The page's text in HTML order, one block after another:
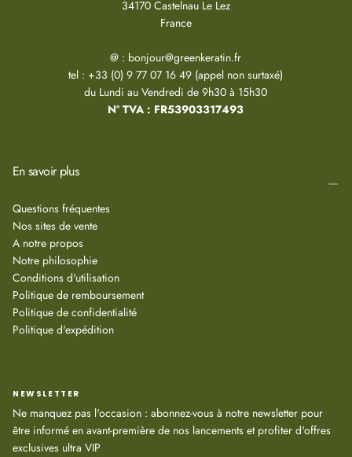
34170 Castelnau Le Lez
France
@ : bonjour@greenkeratin.fr
tel : +33 (0) 9 77 07 16 49 (appel non surtaxé)
du Lundi au Vendredi de 9h30 à 15h30
N° TVA : FR53903317493
En savoir plus
Questions fréquentes
Nos sites de vente
A notre propos
Notre philosophie
Conditions d'utilisation
Politique de remboursement
Politique de confidentialité
Politique d'expédition
NEWSLETTER
Ne manquez pas l'occasion : abonnez-vous à notre newsletter pour
être informé en avant-première de nos lancements et profiter d'offres
exclusives ultra VIP